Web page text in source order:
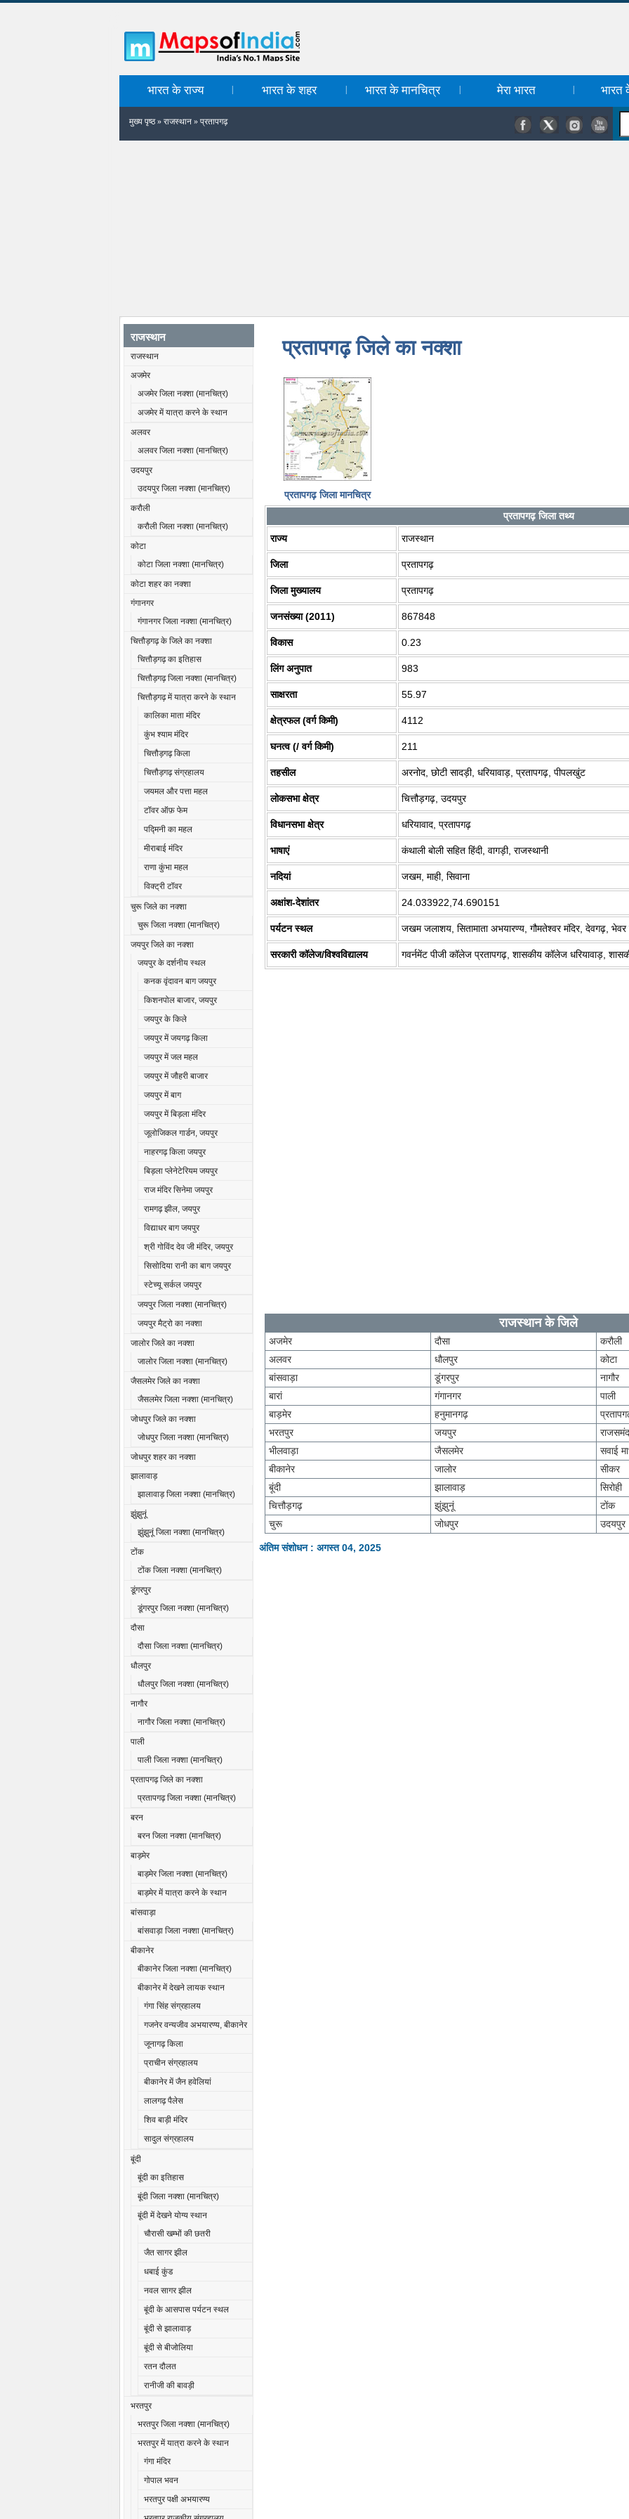
भारत के राज्य भारत के शहर भारत के मानचित्र मेरा भारत भारत
मुख्य पृष्ठ» राजस्थान» प्रतापगढ़
राजस्थान
राजस्थान
अजमेर
अजमेर जिला नक्शा (मानचित्र)
अजमेर में यात्रा करने के स्थान
अलवर
अलवर जिला नक्शा (मानचित्र)
उदयपुर
उदयपुर जिला नक्शा (मानचित्र)
करौली
करौली जिला नक्शा (मानचित्र)
कोटा
कोटा जिला नक्शा (मानचित्र)
कोटा शहर का नक्शा
गंगानगर
गंगानगर जिला नक्शा (मानचित्र)
चित्तौड़गढ़ के जिले का नक्शा
चित्तौड़गढ़ का इतिहास
चित्तौड़गढ़ जिला नक्शा (मानचित्र)
चित्तौड़गढ़ में यात्रा करने के स्थान
कालिका माता मंदिर
कुंभ श्याम मंदिर
चित्तौड़गढ़ किला
चित्तौड़गढ़ संग्रहालय
जयमल और पत्ता महल
टॉवर ऑफ़ फेम
पद्मिनी का महल
मीराबाई मंदिर
राणा कुंभा महल
विक्ट्री टॉवर
चुरू जिले का नक्शा
चुरू जिला नक्शा (मानचित्र)
जयपुर जिले का नक्शा
जयपुर के दर्शनीय स्थल
कनक वृंदावन बाग जयपुर
किशनपोल बाजार, जयपुर
जयपुर के किले
जयपुर में जयगढ़ किला
जयपुर में जल महल
जयपुर में जौहरी बाजार
जयपुर में बाग
जयपुर में बिड़ला मंदिर
जूलोजिकल गार्डन, जयपुर
नाहरगढ़ किला जयपुर
बिड़ला प्लेनेटेरियम जयपुर
राज मंदिर सिनेमा जयपुर
रामगढ़ झील, जयपुर
विद्याधर बाग जयपुर
श्री गोविंद देव जी मंदिर, जयपुर
सिसोदिया रानी का बाग जयपुर
स्टेच्यू सर्कल जयपुर
जयपुर जिला नक्शा (मानचित्र)
जयपुर मैट्रो का नक्शा
जालोर जिले का नक्शा
जालोर जिला नक्शा (मानचित्र)
जैसलमेर जिले का नक्शा
जैसलमेर जिला नक्शा (मानचित्र)
जोधपुर जिले का नक्शा
जोधपुर जिला नक्शा (मानचित्र)
जोधपुर शहर का नक्शा
झालावाड़
झालावाड़ जिला नक्शा (मानचित्र)
झुंझुनूं
झुंझुनूं जिला नक्शा (मानचित्र)
टोंक
टोंक जिला नक्शा (मानचित्र)
डूंगरपुर
डूंगरपुर जिला नक्शा (मानचित्र)
दौसा
दौसा जिला नक्शा (मानचित्र)
धौलपुर
धौलपुर जिला नक्शा (मानचित्र)
नागौर
नागौर जिला नक्शा (मानचित्र)
पाली
पाली जिला नक्शा (मानचित्र)
प्रतापगढ़ जिले का नक्शा
प्रतापगढ़ जिला नक्शा (मानचित्र)
बरन
बरन जिला नक्शा (मानचित्र)
बाड़मेर
बाड़मेर जिला नक्शा (मानचित्र)
बाड़मेर में यात्रा करने के स्थान
बांसवाड़ा
बांसवाड़ा जिला नक्शा (मानचित्र)
बीकानेर
बीकानेर जिला नक्शा (मानचित्र)
बीकानेर में देखने लायक स्थान
गंगा सिंह संग्रहालय
गजनेर वन्यजीव अभयारण्य, बीकानेर
जूनागढ़ किला
प्राचीन संग्रहालय
बीकानेर में जैन हवेलियां
लालगढ़ पैलेस
शिव बाड़ी मंदिर
सादुल संग्रहालय
बूंदी
बूंदी का इतिहास
बूंदी जिला नक्शा (मानचित्र)
बूंदी में देखने योग्य स्थान
चौरासी खम्भों की छतरी
जैत सागर झील
धबाई कुंड
नवल सागर झील
बूंदी के आसपास पर्यटन स्थल
बूंदी से झालावाड़
बूंदी से बीजोलिया
रतन दौलत
रानीजी की बावड़ी
भरतपुर
भरतपुर जिला नक्शा (मानचित्र)
भरतपुर में यात्रा करने के स्थान
गंगा मंदिर
गोपाल भवन
भरतपुर पक्षी अभयारण्य
प्रतापगढ़ जिले का नक्शा
प्रतापगढ़ जिला मानचित्र
प्रतापगढ़ जिला तथ्य
राज्य
राजस्थान
जिला प्रतापगढ़
जिला मुख्यालय प्रतापगढ़
जनसंख्या (2011) 867848
विकास 0.23
लिंग अनुपात 983
साक्षरता 55.97
क्षेत्रफल (वर्ग किमी) 4112
घनत्व (/ वर्ग किमी) 211
तहसील अरनोद, छोटी सादड़ी, धरियावाड़, प्रतापगढ़, पीपलखुंट
लोकसभा क्षेत्र चित्तौड़गढ़, उदयपुर
विधानसभा क्षेत्र धरियावाद, प्रतापगढ़
भाषाएं कंथाली बोली सहित हिंदी, वागड़ी, राजस्थानी
नदियां जखम, माही, सिवाना
अक्षांश-देशांतर 24.033922,74.690151
पर्यटन स्थल जखम जलाशय, सितामाता अभयारण्य, गौमतेश्वर मंदिर, देवगढ़, भेवर
सरकारी कॉलेज/विश्वविद्यालय गवर्नमेंट पीजी कॉलेज प्रतापगढ़, शासकीय कॉलेज धरियावाड़,
राजस्थान के जिले
अजमेर दौसा
करौली
अलवर
धौलपुर
कोटा
बांसवाड़ा
डूंगरपुर
नागौर
बारां
गंगानगर
पाली
बाड़मेर
हनुमानगढ़
भरतपुर
जयपुर
राजसमंद
भीलवाड़ा
जैसलमेर
सवाई
बीकानेर
जालोर
सीकर
बूंदी
झालावाड़
सिरोही
चित्तौड़गढ़
झुंझुनूं
टोंक
चुरू
जोधपुर उदयपुर
अंतिम संशोधन : अगस्त 04, 2025